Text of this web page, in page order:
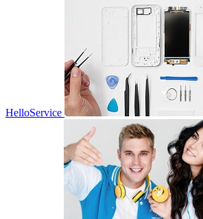
HelloService